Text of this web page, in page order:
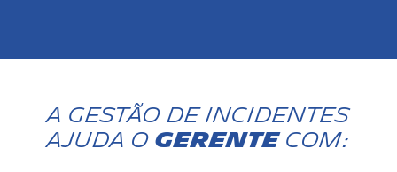
A gestão de incidentes
ajuda o gerente com: